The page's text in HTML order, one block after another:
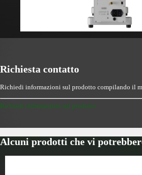
Richiesta contatto
Richiedi informazioni sul prodotto compilando il
Richiedi informazioni sul prodotto
Alcuni prodotti che vi